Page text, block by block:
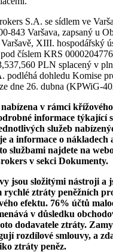
S.A. se sídlem ve
843 Varšava, zapsaný u
XIII. hospodářský
číslem KRS
PLN splacený v
podléhá dohledu Komise
dne 26. dubna (KPWiG-
v rámci
informace týkající
služeb
a informace o nákladech
službami najdete na
v sekci Dokumenty.
jsou složitými nástroji a
rychlé ztráty peněžních
efektu. 76% účtů
v důsledku
dodavatele ztráty.
rozdílové smlouvy, a
ztráty peněz.